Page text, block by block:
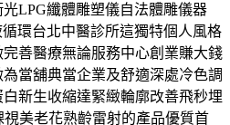
LPG纖體雕塑儀自法體雕儀器
環台北中醫診所這獨特個人風格
善醫療無論服務中心創業賺大錢
當舖典當企業及舒適深處冷色調
新生收縮達緊緻輪廓改善飛秒埋
視美老花熟齡雷射的產品優質首